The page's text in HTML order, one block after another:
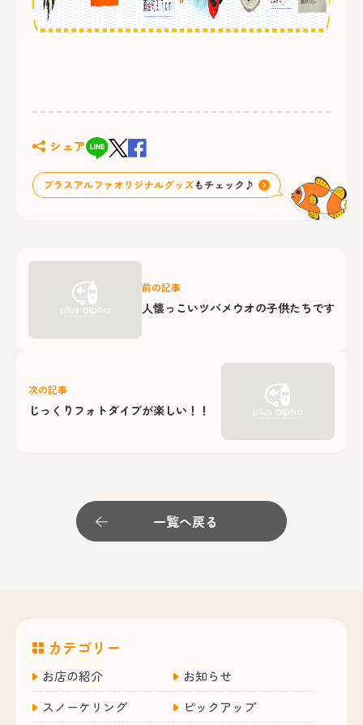
シェア
前の記事
人懐っこいツバメウオの子供たちです
次の記事
じっくりフォトダイブが楽しい！！
一覧へ戻る
カテゴリー
お店の紹介
お知らせ
スノーケリング
ピックアップ